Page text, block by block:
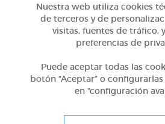
2º Primaria (7-8
Nuestra web utiliza cookies
de terceros y de
visitas, fuentes de tráfico,
preferencias de
Puede aceptar todas las
botón “Aceptar” o
en “configuración